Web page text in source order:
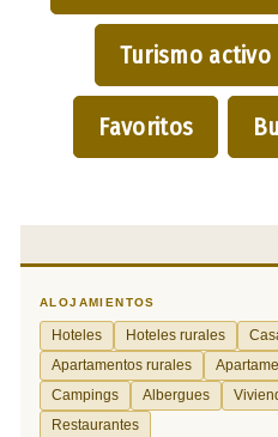
Turismo activo
Favoritos